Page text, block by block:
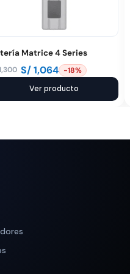
Matrice 4 Series
S/1,064 -18%
Ver producto